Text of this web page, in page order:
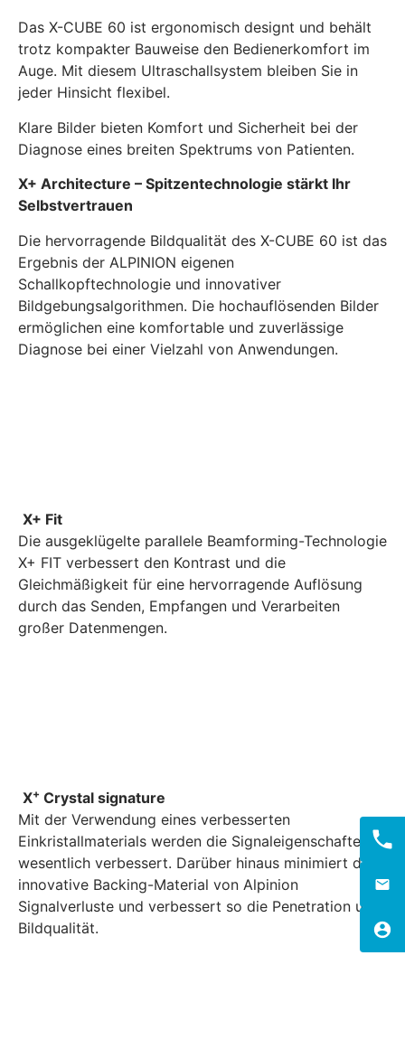
Das X-CUBE 60 ist ergonomisch designt und behält
trotz kompakter Bauweise den Bedienerkomfort im
Auge. Mit diesem Ultraschallsystem bleiben Sie in
jeder Hinsicht flexibel.
Klare Bilder bieten Komfort und Sicherheit bei der
Diagnose eines breiten Spektrums von Patienten.
X+ Architecture – Spitzentechnologie stärkt Ihr
Selbstvertrauen
Die hervorragende Bildqualität des X-CUBE 60 ist das
Ergebnis der ALPINION eigenen
Schallkopftechnologie und innovativer
Bildgebungsalgorithmen. Die hochauflösenden Bilder
ermöglichen eine komfortable und zuverlässige
Diagnose bei einer Vielzahl von Anwendungen.
X+ Fit
Die ausgeklügelte parallele Beamforming-Technologie
X+ FIT verbessert den Kontrast und die
Gleichmäßigkeit für eine hervorragende Auflösung
durch das Senden, Empfangen und Verarbeiten
großer Datenmengen.
X+ Crystal signature
Mit der Verwendung eines verbesserten
Einkristallmaterials werden die Signaleigenschaften
wesentlich verbessert. Darüber hinaus minimiert das
innovative Backing-Material von Alpinion
Signalverluste und verbessert so die Penetration und
Bildqualität.